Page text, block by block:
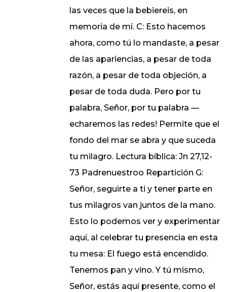
las veces que la bebiereis, en
memoria de mí. C: Esto hacemos
ahora, como tú lo mandaste, a pesar
de las apariencias, a pesar de toda
razón, a pesar de toda objeción, a
pesar de toda duda. Pero por tu
palabra, Señor, por tu palabra —
echaremos las redes! Permite que el
fondo del mar se abra y que suceda
tu milagro. Lectura bíblica: Jn 27,12-
73 Padrenuestroo Repartición G:
Señor, seguirte a ti y tener parte en
tus milagros van juntos de la mano.
Esto lo podemos ver y experimentar
aquí, al celebrar tu presencia en esta
tu mesa: El fuego está encendido.
Tenemos pan y vino. Y tú mismo,
Señor, estás aquí presente, como el